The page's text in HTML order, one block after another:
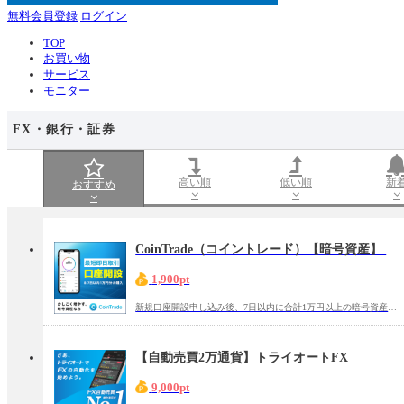
無料会員登録 ログイン
TOP
お買い物
サービス
モニター
FX・銀行・証券
おすすめ 高い順 低い順 新
CoinTrade（コイントレード）【暗号資産】
1,900pt
【自動売買2万通貨】トライオートFX
9,000pt